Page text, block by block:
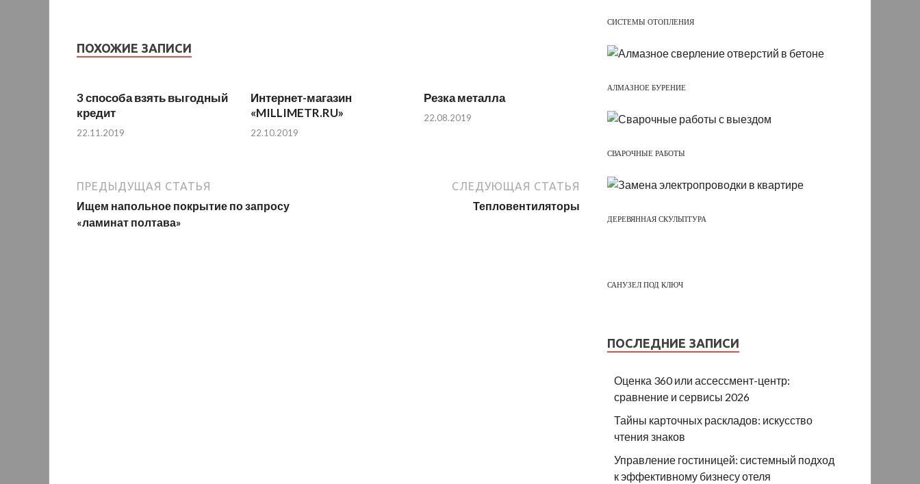
ПОХОЖИЕ ЗАПИСИ
3 способа взять выгодный
кредит
22.11.2019
Интернет-магазин
«MILLIMETR.RU»
22.10.2019
Резка металла
22.08.2019
ПРЕДЫДУЩАЯ СТАТЬЯ
Ищем напольное покрытие по запросу
«ламинат полтава»
СЛЕДУЮЩАЯ СТАТЬЯ
Тепловентиляторы
СИСТЕМЫ ОТОПЛЕНИЯ
АЛМАЗНОЕ БУРЕНИЕ
СВАРОЧНЫЕ РАБОТЫ
ДЕРЕВЯННАЯ СКУЛЬПТУРА
САНУЗЕЛ ПОД КЛЮЧ
ПОСЛЕДНИЕ ЗАПИСИ
Оценка 360 или ассессмент-центр:
сравнение и сервисы 2026
Тайны карточных раскладов: искусство
чтения знаков
Управление гостиницей: системный подход
к эффективному бизнесу отеля